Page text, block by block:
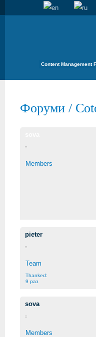
Content Management
Форуми /
Members
pieter
Team
Thanked:
9 раз
sova
Members